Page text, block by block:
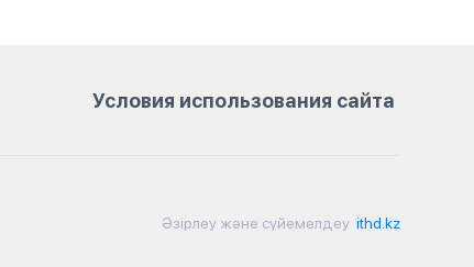
Условия использования сайта
Әзірлеу және сүйемелдеу ithd.kz